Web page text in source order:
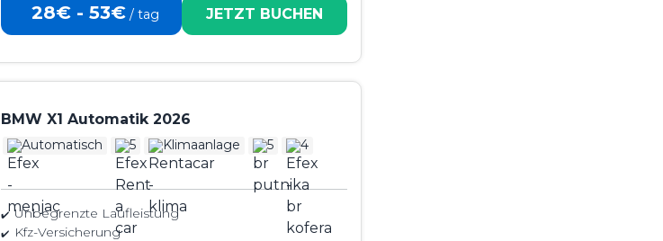
28€ - 53€ / tag JETZT BUCHEN
BMW X1 Automatik 2026
Automatisch 5 Klimaanlage 5 4
Unbegrenzte Laufleistung
Kfz-Versicherung